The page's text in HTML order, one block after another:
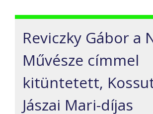
Reviczky Gábor a
Művésze címmel
kitüntetett,
Jászai Mari-díjas